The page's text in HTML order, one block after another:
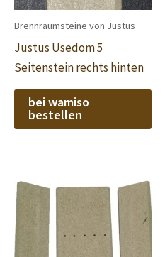
Brennraumsteine von Justus
Justus Usedom 5
Seitenstein rechts hinten
bei wamiso
bestellen